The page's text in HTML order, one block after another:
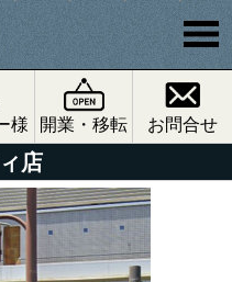
様 開業・移転 お問合せ
店